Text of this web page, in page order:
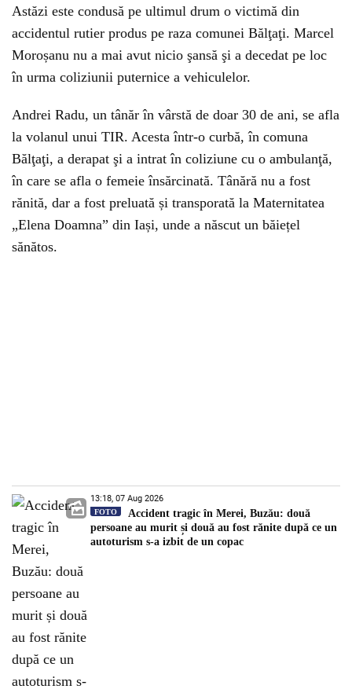
Astăzi este condusă pe ultimul drum o victimă din
accidentul rutier produs pe raza comunei Bălţaţi. Marcel
Moroșanu nu a mai avut nicio şansă şi a decedat pe loc
în urma coliziunii puternice a vehiculelor.
Andrei Radu, un tânăr în vârstă de doar 30 de ani, se afla
la volanul unui TIR. Acesta într-o curbă, în comuna
Bălţaţi, a derapat şi a intrat în coliziune cu o ambulanţă,
în care se afla o femeie însărcinată. Tânără nu a fost
rănită, dar a fost preluată și transporată la Maternitatea
„Elena Doamna” din Iași, unde a născut un băiețel
sănătos.
13:18, 07 Aug 2026
FOTO
Accident tragic în Merei, Buzău: două
persoane au murit și două au fost rănite după ce un
autoturism s-a izbit de un copac